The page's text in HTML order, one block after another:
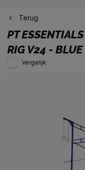
Terug
PT ESSENTIALS
RIG V24 -
Vergelijk